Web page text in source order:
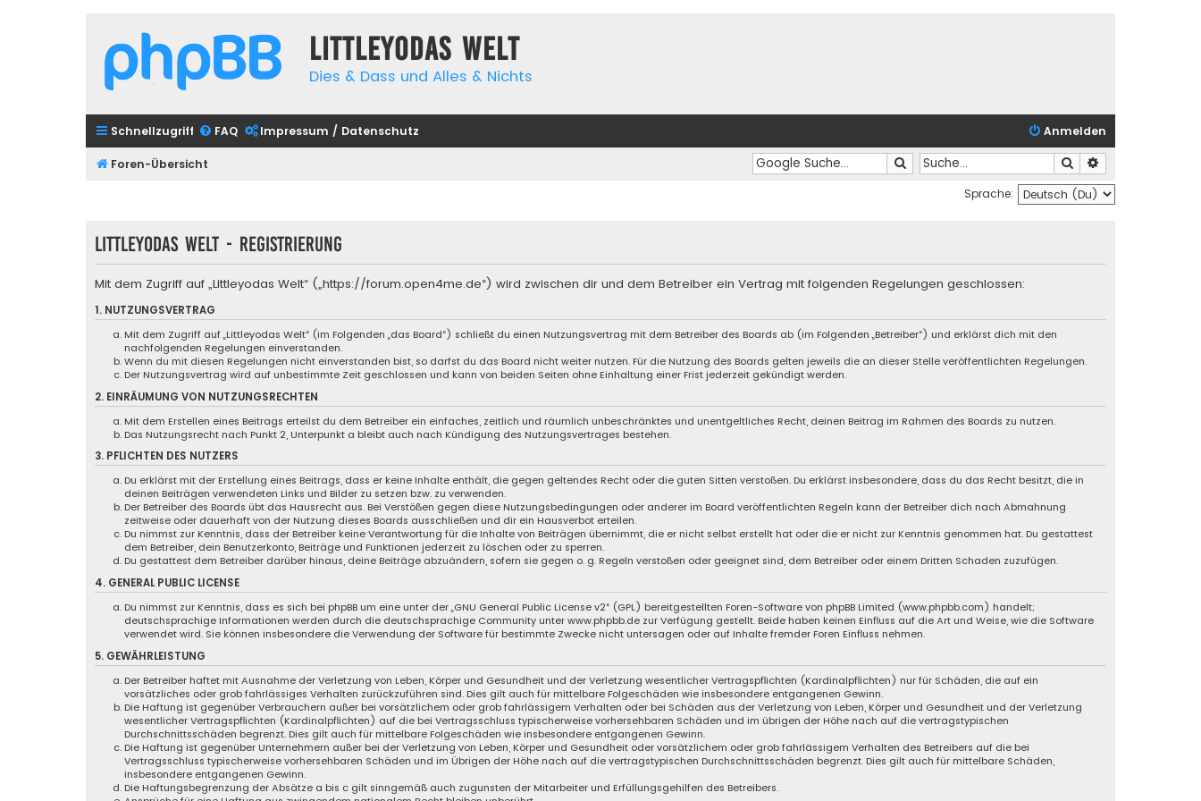
Littleyodas Welt
Dies & Dass und Alles & Nichts
Schnellzugriff FAQ Impressum / Datenschutz Anmelden
Foren-Übersicht Suche
Suche
Sprache:
Littleyodas Welt - Registrierung
Mit dem Zugriff auf „Littleyodas Welt“ („https://forum.open4me.de“) wird zwischen dir und dem Betreiber ein Vertrag mit folgenden Regelungen geschlossen:
1. NUTZUNGSVERTRAG
Mit dem Zugriff auf „Littleyodas Welt“ (im Folgenden „das Board“) schließt du einen Nutzungsvertrag mit dem Betreiber des Boards ab (im Folgenden „Betreiber“) und erklärst dich mit den
nachfolgenden Regelungen einverstanden.
Wenn du mit diesen Regelungen nicht einverstanden bist, so darfst du das Board nicht weiter nutzen. Für die Nutzung des Boards gelten jeweils die an dieser Stelle veröffentlichten Regelungen.
Der Nutzungsvertrag wird auf unbestimmte Zeit geschlossen und kann von beiden Seiten ohne Einhaltung einer Frist jederzeit gekündigt werden.
2. EINRÄUMUNG VON NUTZUNGSRECHTEN
Mit dem Erstellen eines Beitrags erteilst du dem Betreiber ein einfaches, zeitlich und räumlich unbeschränktes und unentgeltliches Recht, deinen Beitrag im Rahmen des Boards zu nutzen.
Das Nutzungsrecht nach Punkt 2, Unterpunkt a bleibt auch nach Kündigung des Nutzungsvertrages bestehen.
3. PFLICHTEN DES NUTZERS
Du erklärst mit der Erstellung eines Beitrags, dass er keine Inhalte enthält, die gegen geltendes Recht oder die guten Sitten verstoßen. Du erklärst insbesondere, dass du das Recht besitzt, die in
deinen Beiträgen verwendeten Links und Bilder zu setzen bzw. zu verwenden.
Der Betreiber des Boards übt das Hausrecht aus. Bei Verstößen gegen diese Nutzungsbedingungen oder anderer im Board veröffentlichten Regeln kann der Betreiber dich nach Abmahnung
zeitweise oder dauerhaft von der Nutzung dieses Boards ausschließen und dir ein Hausverbot erteilen.
Du nimmst zur Kenntnis, dass der Betreiber keine Verantwortung für die Inhalte von Beiträgen übernimmt, die er nicht selbst erstellt hat oder die er nicht zur Kenntnis genommen hat. Du gestattest
dem Betreiber, dein Benutzerkonto, Beiträge und Funktionen jederzeit zu löschen oder zu sperren.
Du gestattest dem Betreiber darüber hinaus, deine Beiträge abzuändern, sofern sie gegen o. g. Regeln verstoßen oder geeignet sind, dem Betreiber oder einem Dritten Schaden zuzufügen.
4. GENERAL PUBLIC LICENSE
Du nimmst zur Kenntnis, dass es sich bei phpBB um eine unter der „GNU General Public License v2“ (GPL) bereitgestellten Foren-Software von phpBB Limited (www.phpbb.com) handelt;
deutschsprachige Informationen werden durch die deutschsprachige Community unterwww.phpbb.de zur Verfügung gestellt. Beide haben keinen Einfluss auf die Art und Weise, wie die Software
verwendet wird. Sie können insbesondere die Verwendung der Software für bestimmte Zwecke nicht untersagen oder auf Inhalte fremder Foren Einfluss nehmen.
5. GEWÄHRLEISTUNG
Der Betreiber haftet mit Ausnahme der Verletzung von Leben, Körper und Gesundheit und der Verletzung wesentlicher Vertragspflichten (Kardinalpflichten) nur für Schäden, die auf ein
vorsätzliches oder grob fahrlässiges Verhalten zurückzuführen sind. Dies gilt auch für mittelbare Folgeschäden wie insbesondere entgangenen Gewinn.
Die Haftung ist gegenüber Verbrauchern außer bei vorsätzlichem oder grob fahrlässigem Verhalten oder bei Schäden aus der Verletzung von Leben, Körper und Gesundheit und der Verletzung
wesentlicher Vertragspflichten (Kardinalpflichten) auf die bei Vertragsschluss typischerweise vorhersehbaren Schäden und im übrigen der Höhe nach auf die vertragstypischen
Durchschnittsschäden begrenzt. Dies gilt auch für mittelbare Folgeschäden wie insbesondere entgangenen Gewinn.
Die Haftung ist gegenüber Unternehmern außer bei der Verletzung von Leben, Körper und Gesundheit oder vorsätzlichem oder grob fahrlässigem Verhalten des Betreibers auf die bei
Vertragsschluss typischerweise vorhersehbaren Schäden und im Übrigen der Höhe nach auf die vertragstypischen Durchschnittsschäden begrenzt. Dies gilt auch für mittelbare Schäden,
insbesondere entgangenen Gewinn.
Die Haftungsbegrenzung der Absätze a bis c gilt sinngemäß auch zugunsten der Mitarbeiter und Erfüllungsgehilfen des Betreibers.